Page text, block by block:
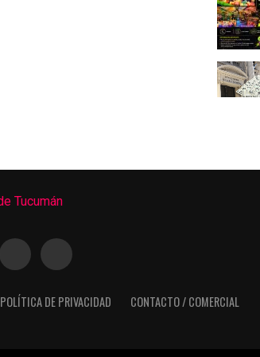
POLÍTICA DE PRIVACIDAD CONTACTO / COMERCIAL